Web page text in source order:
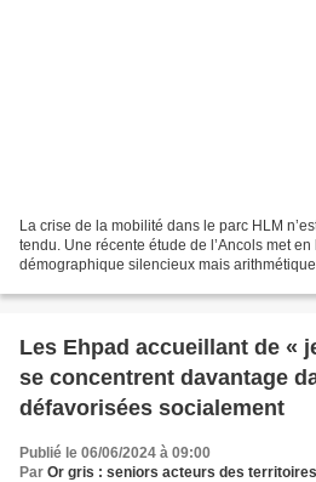
La crise de la mobilité dans le parc HLM
tendu. Une récente étude de l’Ancols met
démographique silencieux mais
Les Ehpad accueillant de «
se concentrent davantage
défavorisées socialement
Publié le 06/06/2024 à 09:00
Par Or gris : seniors acteurs des territoires,